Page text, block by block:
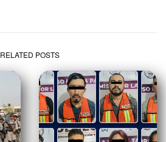
RELATED POSTS